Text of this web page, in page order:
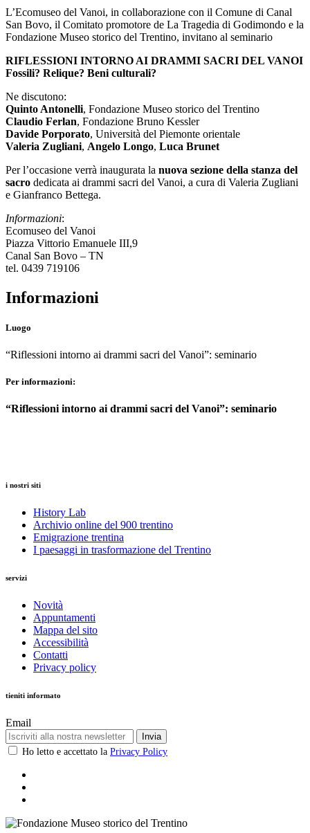
L’Ecomuseo del Vanoi, in collaborazione con il Comune di Canal
San Bovo, il Comitato promotore de La Tragedia di Godimondo e la
Fondazione Museo storico del Trentino, invitano al seminario
RIFLESSIONI INTORNO AI DRAMMI SACRI DEL VANOI
Fossili? Relique? Beni culturali?
Ne discutono:
Quinto Antonelli, Fondazione Museo storico del Trentino
Claudio Ferlan, Fondazione Bruno Kessler
Davide Porporato, Università del Piemonte orientale
Valeria Zugliani, Angelo Longo, Luca Brunet
Per l’occasione verrà inaugurata la nuova sezione della stanza del
sacro dedicata ai drammi sacri del Vanoi, a cura di Valeria Zugliani
e Gianfranco Bettega.
Informazioni:
Ecomuseo del Vanoi
Piazza Vittorio Emanuele III,9
Canal San Bovo – TN
tel. 0439 719106
Informazioni
Luogo
“Riflessioni intorno ai drammi sacri del Vanoi”: seminario
Per informazioni:
“Riflessioni intorno ai drammi sacri del Vanoi”: seminario
i nostri siti
History Lab
Archivio online del 900 trentino
Emigrazione trentina
I paesaggi in trasformazione del Trentino
servizi
Novità
Appuntamenti
Mappa del sito
Accessibilità
Contatti
Privacy policy
tieniti informato
Email
Invia
Ho letto e accettato la Privacy Policy